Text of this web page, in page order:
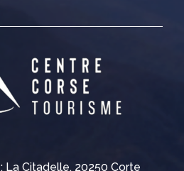
: La Citadelle, 20250 Corte